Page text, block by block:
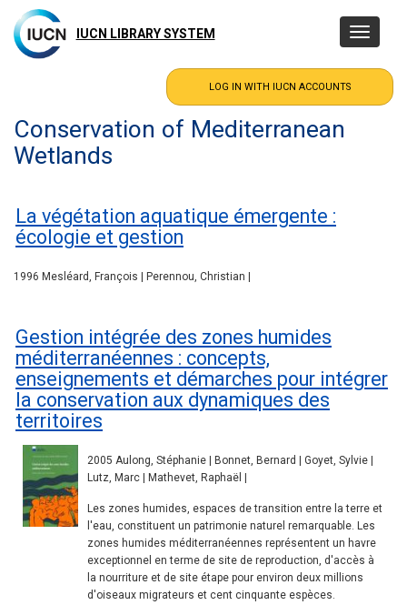
main
content
IUCN LIBRARY SYSTEM
Toggle
Conservation of Mediterranean
Wetlands
La végétation aquatique émergente :
écologie et gestion
1996 Mesléard, François | Perennou, Christian |
Gestion intégrée des zones humides
méditerranéennes : concepts,
enseignements et démarches pour intégrer
la conservation aux dynamiques des
territoires
2005 Aulong, Stéphanie | Bonnet, Bernard | Goyet, Sylvie |
Lutz, Marc | Mathevet, Raphaël |
Les zones humides, espaces de transition entre la terre et
l'eau, constituent un patrimonie naturel remarquable. Les
zones humides méditerranéennes représentent un havre
exceptionnel en terme de site de reproduction, d'accès à
la nourriture et de site étape pour environ deux millions
d'oiseaux migrateurs et cent cinquante espèces.